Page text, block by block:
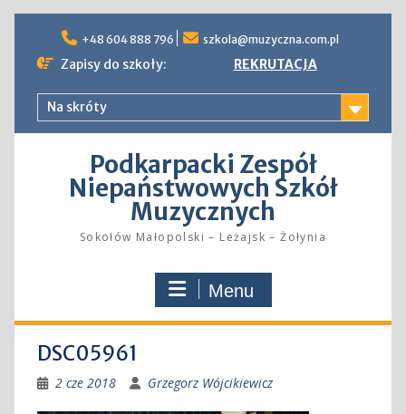
content
+48 604 888 796 szkola@muzyczna.com.pl
Zapisy do szkoły: REKRUTACJA
Na skróty
Podkarpacki Zespół
Niepaństwowych Szkół
Muzycznych
Sokołów Małopolski – Leżajsk – Żołynia
Menu
DSC05961
2 cze 2018 Grzegorz Wójcikiewicz